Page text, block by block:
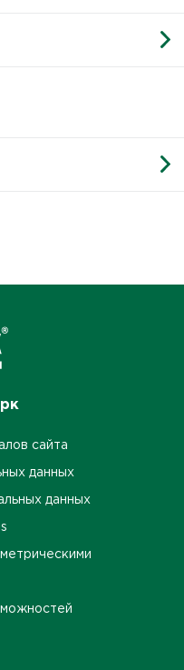
сайта
данных
данных